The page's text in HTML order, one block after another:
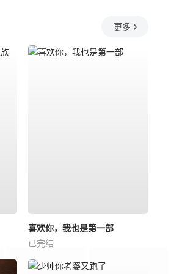
更多
喜欢你，我也是第一部
已完结